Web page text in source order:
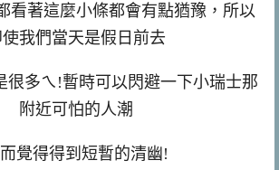
看著這麼小條都會有點猶豫，所以
使我們當天是假日前去
很多ㄟ!暫時可以閃避一下小瑞士那
附近可怕的人潮
覺得得到短暫的清幽!